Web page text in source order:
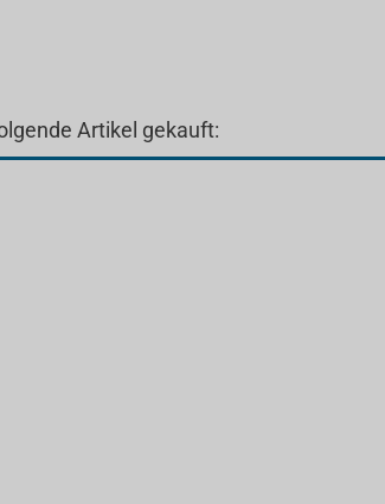
Artikel gekauft: